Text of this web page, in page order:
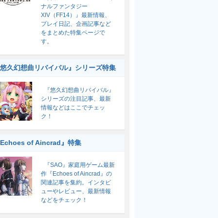
ナルファンタジー
XIV（FF14）』最新情報、
プレイ日記、企画記事など
をまとめた特集ページで
す。
久幻想曲リバイバル』シリーズ特集
『悠久幻想曲リバイバル』
シリーズの注目記事、最新
情報などはここでチェッ
ク！
of Aincrad』特集
『SAO』家庭用ゲーム最新
作『Echoes of Aincrad』の
関連記事を集約。インタビ
ューやレビュー、最新情報
などをチェック！